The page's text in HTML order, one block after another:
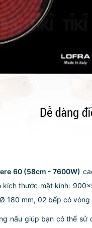
60 (58cm - 7600W)
kích thước mặt kính:
180 mm, 02 bếp có
nấu giúp bạn có thể